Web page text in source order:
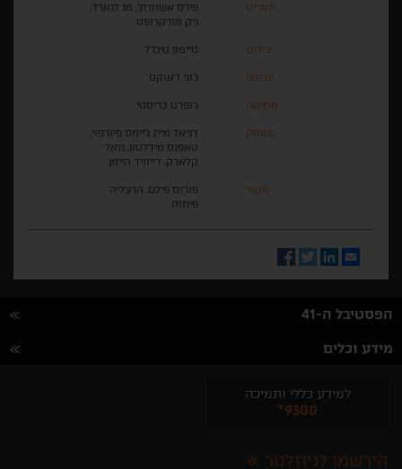
תסריט
פירס אשוורת', מג לנארד,
ניק מורקרופט
צילום סיימון טינדל
עריכה ג'וני דאוקס
מוזיקה רופרט כריסטי
משחק
דניאל מייז, ג'יימס פיורפוי,
טאפנס מידלטון, נואל
קלארק, דייוויד היימן
מקור
פורום פילם, הרצליה
פיתוח
Email
LinkedIn
Twitter
Facebook
הפסטיבל ה-41
מידע וכלים
למידע כללי ותמיכה
*9300
הירשמו לניוזלטר